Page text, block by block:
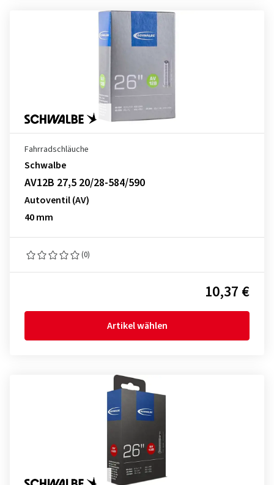
Fahrradschläuche
Schwalbe
AV12B 27,5 20/28-584/590
Autoventil (AV)
40 mm
(0)
10,37 €
Artikel wählen